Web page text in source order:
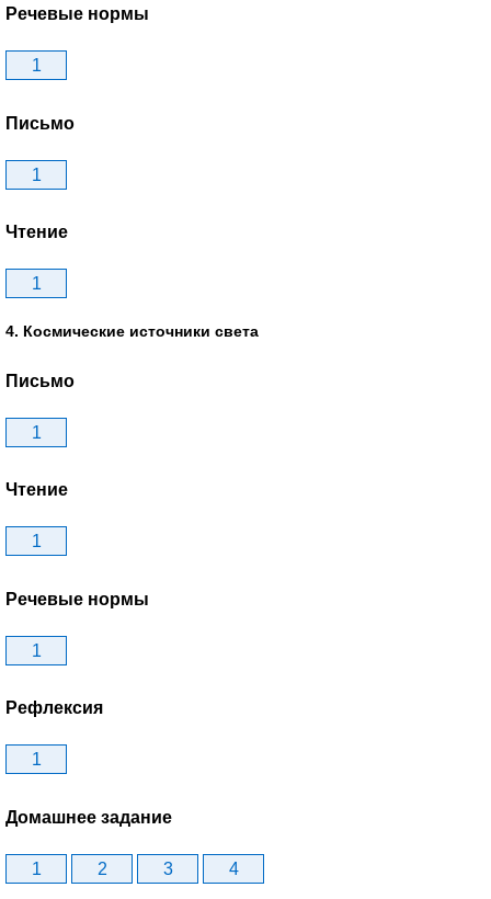
Речевые нормы
1
Письмо
1
Чтение
1
4. Космические источники света
Письмо
1
Чтение
1
Речевые нормы
1
Рефлексия
1
Домашнее задание
1 2 3 4